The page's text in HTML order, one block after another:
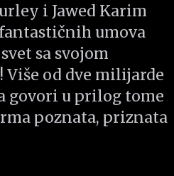
i Jawed Karim
umova
sa svojom
od dve milijarde
govori u prilog tome
poznata, priznata